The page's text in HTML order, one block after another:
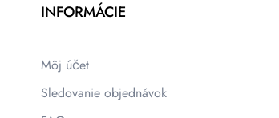
INFORMÁCIE
Môj účet
Sledovanie objednávok